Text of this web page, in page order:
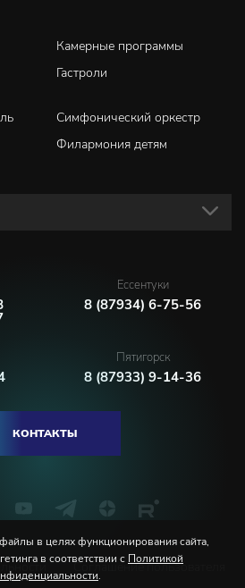
Камерные программы
Гастроли
Симфонический оркестр
Филармония детям
Ессентуки
8 (87934) 6-75-56
Пятигорск
8 (87933) 9-14-36
КОНТАКТЫ
Соглашение пользователя
в целях функционирования сайта,
в соответствии с Политикой
.